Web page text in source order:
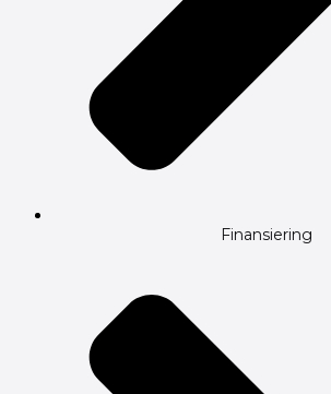
Finansiering